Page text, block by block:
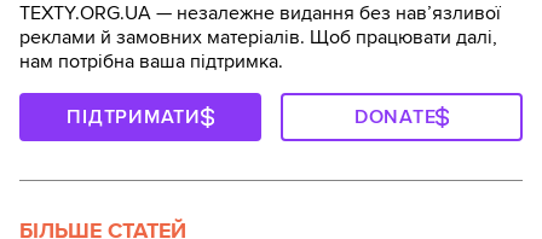
TEXTY.ORG.UA — незалежне видання без навʼязливої
реклами й замовних матеріалів. Щоб працювати далі,
нам потрібна ваша підтримка.
ПІДТРИМАТИ DONATE
БІЛЬШЕ СТАТЕЙ